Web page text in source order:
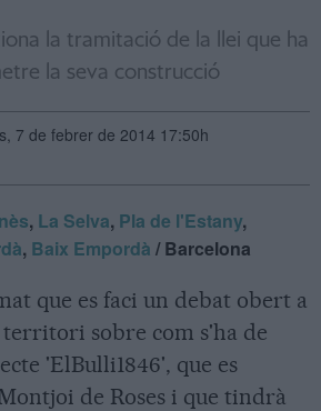
la tramitació de la llei que ha
la seva construcció
7 de febrer de 2014 17:50h
, La Selva, Pla de l'Estany,
, Baix Empordà / Barcelona
que es faci un debat obert a
sobre com s'ha de
'ElBulli1846', que es
de Roses i que tindrà